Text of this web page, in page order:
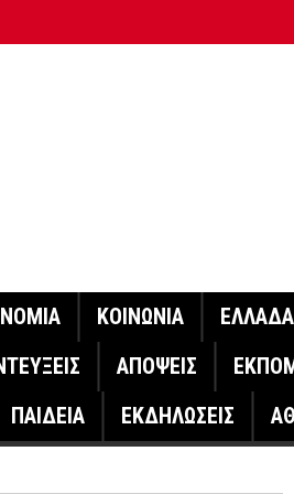
DRONE ΓΙΑ ΤΗ
ΚΟΙΝΩΝΙΑ ΕΛΛΑΔΑ
ΑΠΟΨΕΙΣ
ΠΑΙΔΕΙΑ ΕΚΔΗΛΩΣΕΙΣ